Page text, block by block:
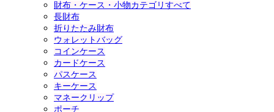
財布・ケース・小物カテゴリすべて
長財布
折りたたみ財布
ウォレットバッグ
コインケース
カードケース
パスケース
キーケース
マネークリップ
ポーチ